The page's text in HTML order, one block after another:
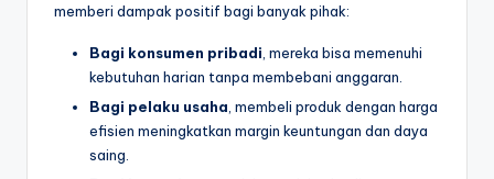
memberi dampak positif bagi banyak pihak:
Bagi konsumen pribadi , mereka bisa memenuhi
kebutuhan harian tanpa membebani anggaran.
Bagi pelaku usaha , membeli produk dengan harga
efisien meningkatkan margin keuntungan dan daya
saing.